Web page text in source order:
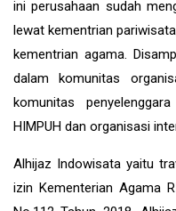
ini perusahaan sudah
lewat kementrian
kementrian agama.
dalam komunitas
komunitas
HIMPUH dan organisasi
Alhijaz Indowisata yaitu
izin Kementerian Agama